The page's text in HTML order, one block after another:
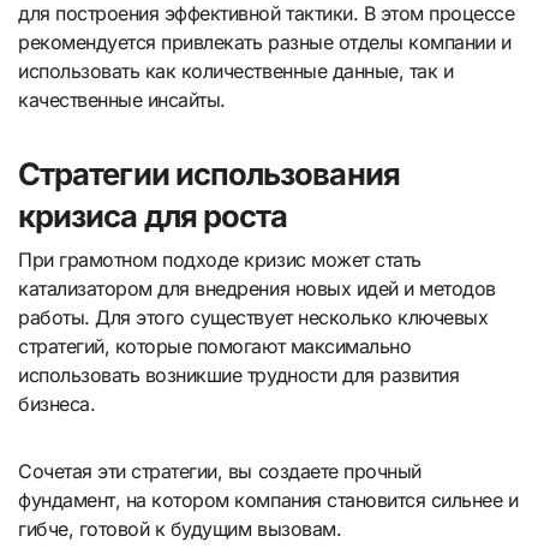
для построения эффективной тактики. В этом процессе
рекомендуется привлекать разные отделы компании и
использовать как количественные данные, так и
качественные инсайты.
Стратегии использования
кризиса для роста
При грамотном подходе кризис может стать
катализатором для внедрения новых идей и методов
работы. Для этого существует несколько ключевых
стратегий, которые помогают максимально
использовать возникшие трудности для развития
бизнеса.
Сочетая эти стратегии, вы создаете прочный
фундамент, на котором компания становится сильнее и
гибче, готовой к будущим вызовам.